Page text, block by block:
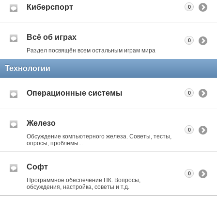
Киберспорт 0
Всё об играх
Раздел посвящён всем остальным играм мира
0
Технологии
Операционные системы 0
Железо
Обсуждение компьютерного железа. Советы, тесты,
опросы, проблемы...
0
Софт
Программное обеспечение ПК. Вопросы,
обсуждения, настройка, советы и т.д.
0